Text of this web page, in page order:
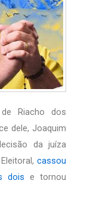
Riacho dos
dele, Joaquim
da juíza
cassou
dois e tornou